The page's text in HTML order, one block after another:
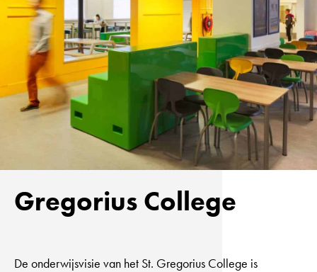
Gregorius College
De onderwijsvisie van het St. Gregorius College is